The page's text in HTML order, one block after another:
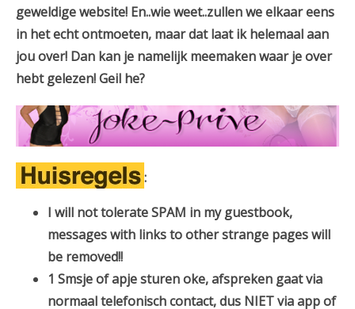
geweldige website! En..wie weet..zullen we elkaar eens
in het echt ontmoeten, maar dat laat ik helemaal aan
jou over! Dan kan je namelijk meemaken waar je over
hebt gelezen! Geil he?
:
I will not tolerate SPAM in my guestbook,
messages with links to other strange pages will
be removed!!
1 Smsje of apje sturen oke, afspreken gaat via
normaal telefonisch contact, dus NIET via app of